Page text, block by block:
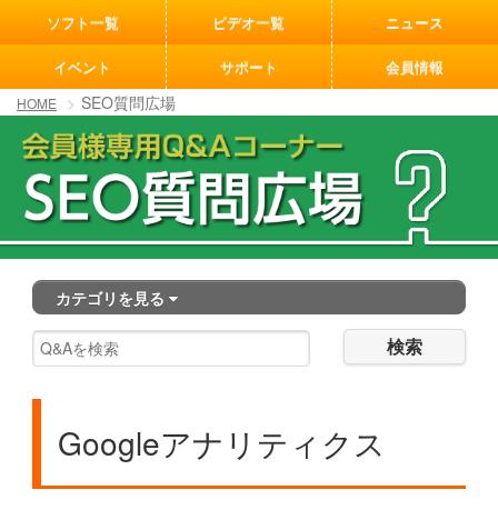
[an error occurred while processing this directive]
ソフト一覧 ビデオ一覧 ニュース
イベント サポート 会員情報
HOME SEO質問広場
カテゴリを見る
検索
Googleアナリティクス